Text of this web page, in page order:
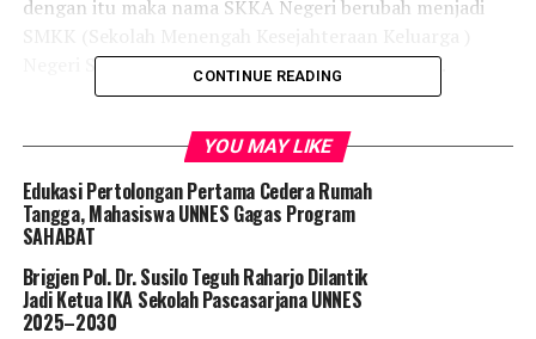
dengan itu maka nama SKKA Negeri berubah menjadi
Negeri Semarang terhitung mulai 1 Januari 1977.
jurusan yaitu Boga dan Busana. Kemudian, pada tahun
kecantikan. Baru pada perkembangan selanjutnya,
tepatnya 20 tahun kemudian ketika turun SK Mendikbud
SMKK Negeri Semarang berganti menjadi SMK Negeri 6
Semarang sampai saat ini.
CONTINUE READING
YOU MAY LIKE
Edukasi Pertolongan Pertama Cedera Rumah
Tangga, Mahasiswa UNNES Gagas Program
SAHABAT
Brigjen Pol. Dr. Susilo Teguh Raharjo Dilantik
Jadi Ketua IKA Sekolah Pascasarjana UNNES
2025–2030